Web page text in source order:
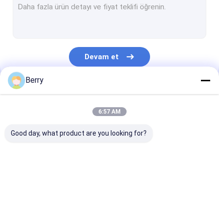
Güneşlikli Yelken
Pergola Çatısı Kitleri
Devam et
Kategorilerimiz
Berry
6:57 AM
Good day, what product are you looking for?